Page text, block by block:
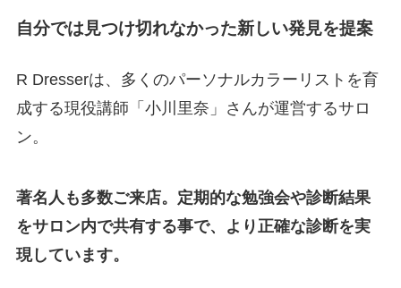
自分では見つけ切れなかった新しい発見を提案
R Dresserは、多くのパーソナルカラーリストを育
成する現役講師「小川里奈」さんが運営するサロ
ン。
著名人も多数ご来店。定期的な勉強会や診断結果
をサロン内で共有する事で、より正確な診断を実
現しています。